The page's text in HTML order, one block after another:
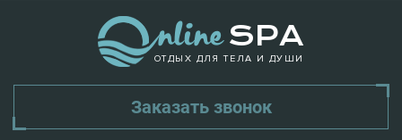
ОТДЫХ ДЛЯ ТЕЛА И ДУШИ
Заказать звонок